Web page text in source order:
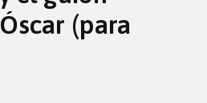
(para